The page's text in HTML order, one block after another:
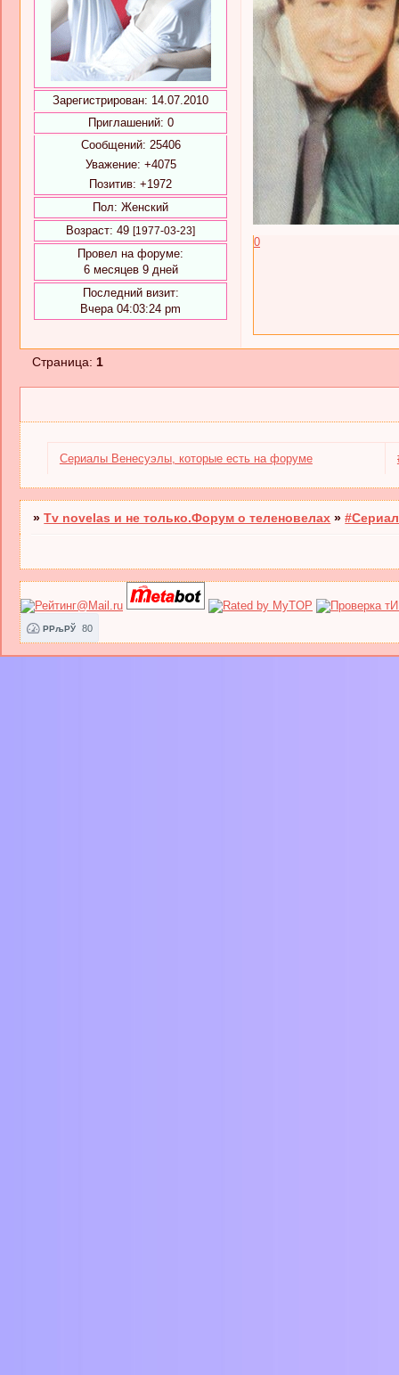
Зарегистрирован: 14.07.2010
Приглашений: 0
Сообщений: 25406
Уважение: +4075
Позитив: +1972
Пол: Женский
Возраст: 49 [1977-03-23]
Провел на форуме:
6 месяцев 9 дней
Последний визит:
Вчера 04:03:24 pm
0
Страница: 1
Cериалы Венесуэлы, которые есть на форуме
»Tv novelas и не только.Форум о теленовелах »
РРљРЎ 80